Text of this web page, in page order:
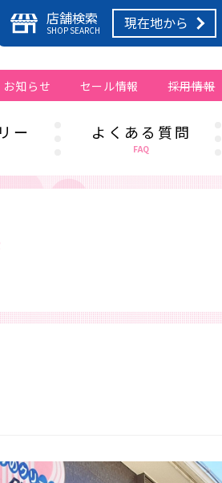
店舗検索
SHOP SEARCH 現在地から
お知らせ セール情報 採用情報
ー よくある質問
FAQ